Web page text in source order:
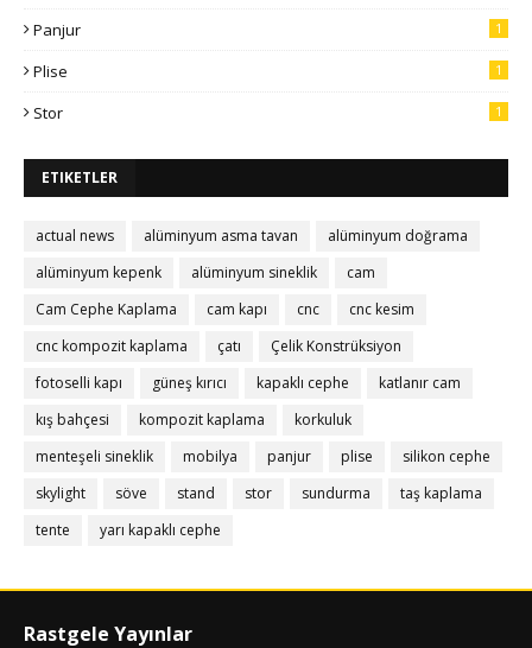
Panjur 1
Plise 1
Stor 1
ETIKETLER
actual news alüminyum asma tavan
alüminyum doğrama
alüminyum kepenk
alüminyum sineklik
cam
Cam Cephe Kaplama
cam kapı cnc
cnc kesim
cnc kompozit kaplama
çatı
Çelik Konstrüksiyon
fotoselli kapı
güneş kırıcı kapaklı cephe
katlanır cam
kış bahçesi
kompozit kaplama
korkuluk
menteşeli sineklik
mobilya panjur plise
silikon cephe
skylight
söve stand stor sundurma
taş kaplama
tente
yarı kapaklı cephe
Rastgele Yayınlar